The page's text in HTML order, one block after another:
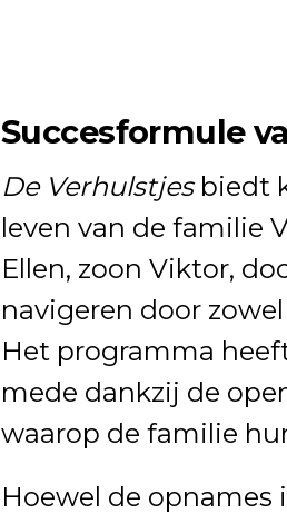
Succesformule
De Verhulstjesbiedt
leven van de familie
Ellen, zoon Viktor,
navigeren door
Het programma
mede dankzij de
waarop de familie
Hoewel de opnames